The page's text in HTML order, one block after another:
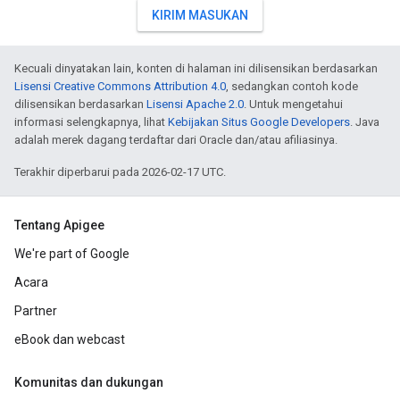
KIRIM MASUKAN
Kecuali dinyatakan lain, konten di halaman ini dilisensikan berdasarkan
Lisensi Creative Commons Attribution 4.0, sedangkan contoh kode
dilisensikan berdasarkan Lisensi Apache 2.0. Untuk mengetahui
informasi selengkapnya, lihat Kebijakan Situs Google Developers. Java
adalah merek dagang terdaftar dari Oracle dan/atau afiliasinya.
Terakhir diperbarui pada 2026-02-17 UTC.
Tentang Apigee
We're part of Google
Acara
Partner
eBook dan webcast
Komunitas dan dukungan